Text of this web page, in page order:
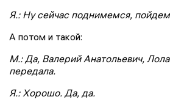
Я.: Ну сейчас поднимемся,
А потом и такой:
М.: Да, Валерий Анатольевич,
передала.
Я.: Хорошо. Да, да.